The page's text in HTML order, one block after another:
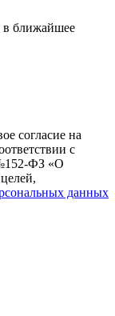
в ближайшее
согласие на
с
ФЗ «О
данных